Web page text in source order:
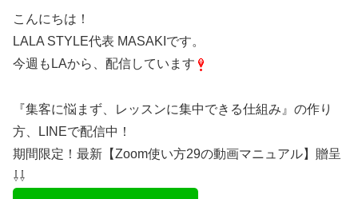
こんにちは！
LALA STYLE代表 MASAKIです。
今週もLAから、配信しています
『集客に悩まず、レッスンに集中できる仕組み』の作り
方、LINEで配信中！
期間限定！最新【Zoom使い方29の動画マニュアル】贈呈
⇩⇩